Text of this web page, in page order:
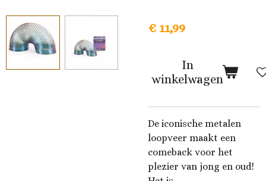
€ 11,99
In
winkelwagen
De iconische metalen
loopveer maakt een
comeback voor het
plezier van jong en oud!